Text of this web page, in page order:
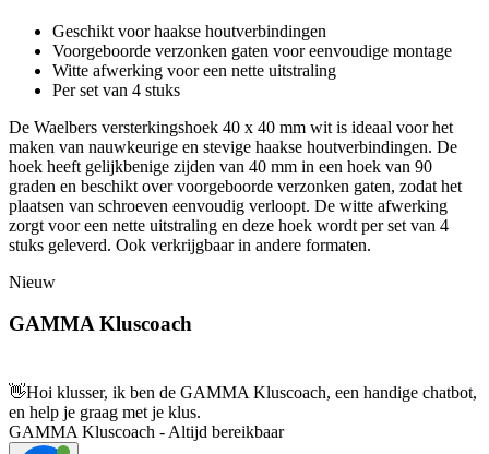
Geschikt voor haakse houtverbindingen
Voorgeboorde verzonken gaten voor eenvoudige montage
Witte afwerking voor een nette uitstraling
Per set van 4 stuks
De Waelbers versterkingshoek 40 x 40 mm wit is ideaal voor het
maken van nauwkeurige en stevige haakse houtverbindingen. De
hoek heeft gelijkbenige zijden van 40 mm in een hoek van 90
graden en beschikt over voorgeboorde verzonken gaten, zodat het
plaatsen van schroeven eenvoudig verloopt. De witte afwerking
zorgt voor een nette uitstraling en deze hoek wordt per set van 4
stuks geleverd. Ook verkrijgbaar in andere formaten.
Nieuw
GAMMA Kluscoach
👋Hoi klusser, ik ben de GAMMA Kluscoach, een handige chatbot,
en help je graag met je klus.
GAMMA Kluscoach - Altijd bereikbaar